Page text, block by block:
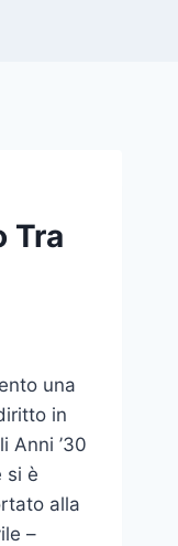
Tra
una
in
Anni ’30
si è
alla
–